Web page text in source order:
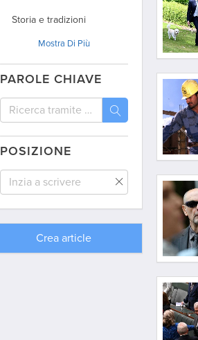
Storia e tradizioni
Politica
Viaggio
Interviste
Dal mondo
Comunità / Australia
Comunità / Uruguay
Mostra Di Più
PAROLE CHIAVE
POSIZIONE
Crea article